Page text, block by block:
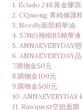
1. Eclado 24K黃金膠
2. CQmong 菁純修護
3. Needly面部精華油
4. 57N白柳樹B5精華液
5. ANNAEVERYDAY
6. ANNAEVERYDAY
7.購物金50元
8.購物金100元
9.購物金500元
10.
11. Rawquest空姐面膜